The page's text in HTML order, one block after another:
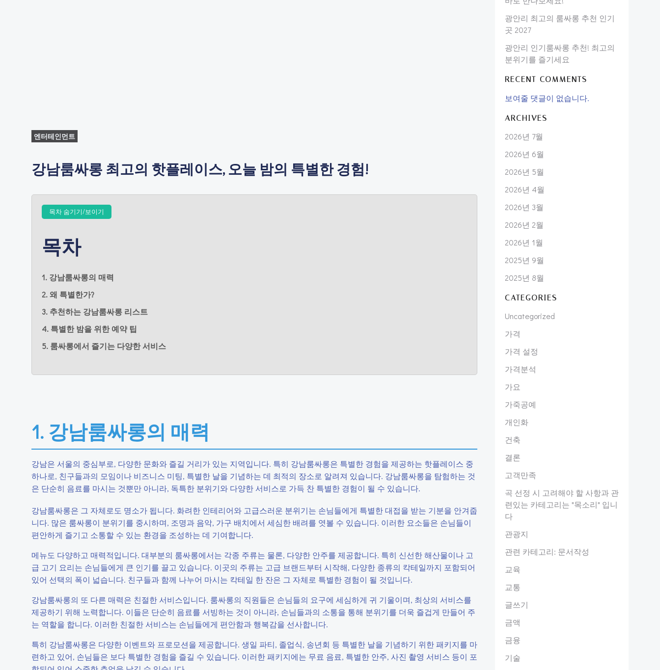
엔터테인먼트
강남룸싸롱 최고의 핫플레이스, 오늘 밤의 특별한 경험!
목차 숨기기/보이기
목차
1. 강남룸싸롱의 매력
2. 왜 특별한가?
3. 추천하는 강남룸싸롱 리스트
4. 특별한 밤을 위한 예약 팁
5. 룸싸롱에서 즐기는 다양한 서비스
1. 강남룸싸롱의 매력
강남은 서울의 중심부로, 다양한 문화와 즐길 거리가 있는 지역입니다. 특히 강남룸싸롱은 특별한 경험을 제공하는 핫플레이스 중
하나로, 친구들과의 모임이나 비즈니스 미팅, 특별한 날을 기념하는 데 최적의 장소로 알려져 있습니다. 강남룸싸롱을 탐험하는 것
은 단순히 음료를 마시는 것뿐만 아니라, 독특한 분위기와 다양한 서비스로 가득 찬 특별한 경험이 될 수 있습니다.
강남룸싸롱은 그 자체로도 명소가 됩니다. 화려한 인테리어와 고급스러운 분위기는 손님들에게 특별한 대접을 받는 기분을 안겨줍
니다. 많은 룸싸롱이 분위기를 중시하며, 조명과 음악, 가구 배치에서 세심한 배려를 엿볼 수 있습니다. 이러한 요소들은 손님들이
편안하게 즐기고 소통할 수 있는 환경을 조성하는 데 기여합니다.
메뉴도 다양하고 매력적입니다. 대부분의 룸싸롱에서는 각종 주류는 물론, 다양한 안주를 제공합니다. 특히 신선한 해산물이나 고
급 고기 요리는 손님들에게 큰 인기를 끌고 있습니다. 이곳의 주류는 고급 브랜드부터 시작해, 다양한 종류의 칵테일까지 포함되어
있어 선택의 폭이 넓습니다. 친구들과 함께 나누어 마시는 칵테일 한 잔은 그 자체로 특별한 경험이 될 것입니다.
강남룸싸롱의 또 다른 매력은 친절한 서비스입니다. 룸싸롱의 직원들은 손님들의 요구에 세심하게 귀 기울이며, 최상의 서비스를
제공하기 위해 노력합니다. 이들은 단순히 음료를 서빙하는 것이 아니라, 손님들과의 소통을 통해 분위기를 더욱 즐겁게 만들어 주
는 역할을 합니다. 이러한 친절한 서비스는 손님들에게 편안함과 행복감을 선사합니다.
특히 강남룸싸롱은 다양한 이벤트와 프로모션을 제공합니다. 생일 파티, 졸업식, 송년회 등 특별한 날을 기념하기 위한 패키지를 마
련하고 있어, 손님들은 보다 특별한 경험을 즐길 수 있습니다. 이러한 패키지에는 무료 음료, 특별한 안주, 사진 촬영 서비스 등이 포
광안리 최고의 룸싸롱 추천 인기
곳 2027
광안리 인기룸싸롱 추천! 최고의
분위기를 즐기세요
RECENT COMMENTS
보여줄 댓글이 없습니다.
ARCHIVES
2026년 7월
2026년 6월
2026년 5월
2026년 4월
2026년 3월
2026년 2월
2026년 1월
2025년 9월
2025년 8월
CATEGORIES
Uncategorized
가격
가격 설정
가격분석
가요
가죽공예
개인화
건축
결론
고객만족
곡 선정 시 고려해야 할 사항과 관
련있는 카테고리는 "목소리" 입니
다
관광지
관련 카테고리: 문서작성
교육
교통
글쓰기
금액
금융
기술